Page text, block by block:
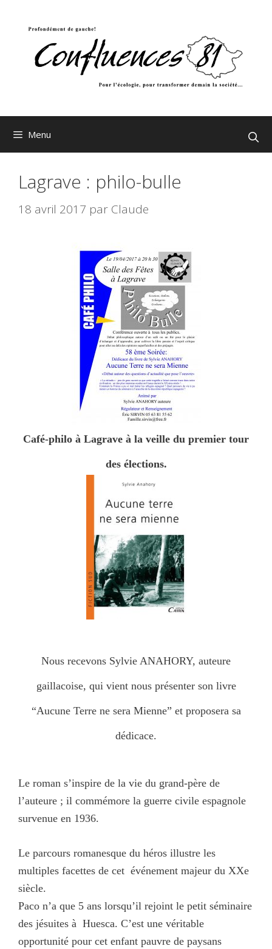
Menu
Lagrave : philo-bulle
18 avril 2017 par Claude
Café-philo à Lagrave à la veille du premier tour
des élections.
Nous recevons Sylvie ANAHORY, auteure
gaillacoise, qui vient nous présenter son livre
“Aucune Terre ne sera Mienne” et proposera sa
dédicace.
Le roman s’inspire de la vie du grand-père de
l’auteure ; il commémore la guerre civile espagnole
survenue en 1936.
Le parcours romanesque du héros illustre les
multiples facettes de cet événement majeur du XXe
siècle.
Paco n’a que 5 ans lorsqu’il rejoint le petit séminaire
des jésuites à Huesca. C’est une véritable
opportunité pour cet enfant pauvre de paysans